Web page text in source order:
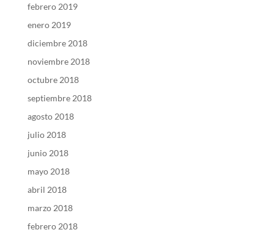
febrero 2019
enero 2019
diciembre 2018
noviembre 2018
octubre 2018
septiembre 2018
agosto 2018
julio 2018
junio 2018
mayo 2018
abril 2018
marzo 2018
febrero 2018